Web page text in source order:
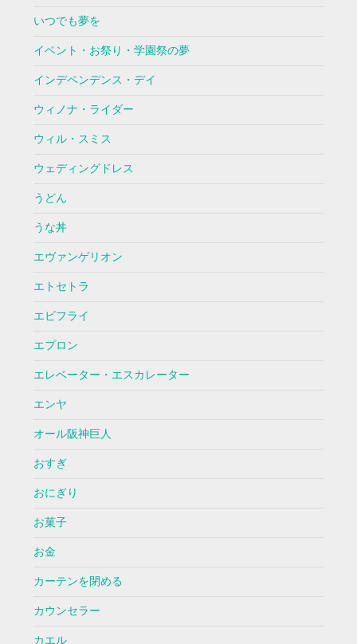
いつでも夢を
イベント・お祭り・学園祭の夢
インデペンデンス・デイ
ウィノナ・ライダー
ウィル・スミス
ウェディングドレス
うどん
うな丼
エヴァンゲリオン
エトセトラ
エビフライ
エプロン
エレベーター・エスカレーター
エンヤ
オール阪神巨人
おすぎ
おにぎり
お菓子
お金
カーテンを閉める
カウンセラー
カエル